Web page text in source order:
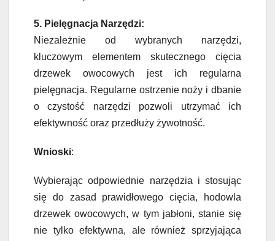
5. Pielęgnacja Narzędzi:
Niezależnie od wybranych narzędzi,
kluczowym elementem skutecznego cięcia
drzewek owocowych jest ich regularna
pielęgnacja. Regularne ostrzenie noży i dbanie
o czystość narzędzi pozwoli utrzymać ich
efektywność oraz przedłuży żywotność.
Wnioski:
Wybierając odpowiednie narzędzia i stosując
się do zasad prawidłowego cięcia, hodowla
drzewek owocowych, w tym jabłoni, stanie się
nie tylko efektywna, ale również sprzyjająca